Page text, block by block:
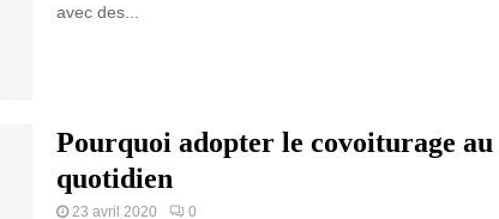
avec des...
Pourquoi adopter le covoiturage au
quotidien
23 avril 2020 0